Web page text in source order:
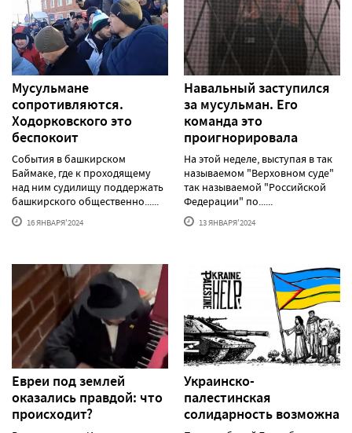
Мусульмане
сопротивляются.
Ходорковского это
беспокоит
События в башкирском
Баймаке, где к проходящему
над ним судилищу поддержать
башкирского общественно......
16 ЯНВАРЯ'2024
Навальный заступился
за мусульман. Его
команда это
проигнорировала
На этой неделе, выступая в так
называемом "Верховном суде"
так называемой "Российской
Федерации" по......
13 ЯНВАРЯ'2024
Евреи под землей
оказались правдой: что
происходит?
Украинско-
палестинская
солидарность возможна